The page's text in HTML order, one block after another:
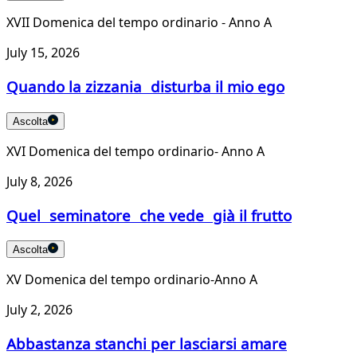
XVII Domenica del tempo ordinario - Anno A
July 15, 2026
Quando la zizzania disturba il mio ego
Ascolta
XVI Domenica del tempo ordinario- Anno A
July 8, 2026
Quel seminatore che vede già il frutto
Ascolta
XV Domenica del tempo ordinario-Anno A
July 2, 2026
Abbastanza stanchi per lasciarsi amare